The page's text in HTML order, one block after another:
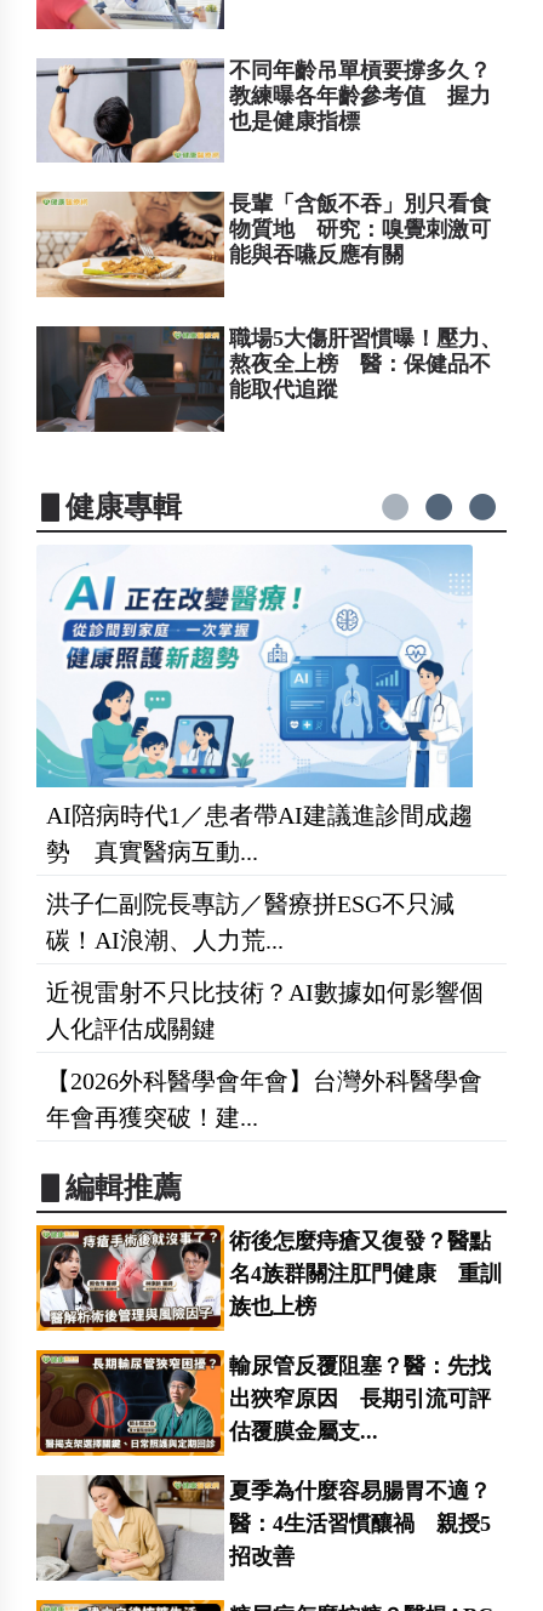
不同年齡吊單槓要撐多久？
教練曝各年齡參考值 握力
也是健康指標
長輩「含飯不吞」別只看食
物質地 研究：嗅覺刺激可
能與吞嚥反應有關
職場5大傷肝習慣曝！壓力、
熬夜全上榜 醫：保健品不
能取代追蹤
▋健康專輯
AI陪病時代1／患者帶AI建議進診間成趨
勢 真實醫病互動...
洪子仁副院長專訪／醫療拼ESG不只減
碳！AI浪潮、人力荒...
近視雷射不只比技術？AI數據如何影響個
人化評估成關鍵
【2026外科醫學會年會】台灣外科醫學會
年會再獲突破！建...
▋編輯推薦
術後怎麼痔瘡又復發？醫點
名4族群關注肛門健康 重訓
族也上榜
輸尿管反覆阻塞？醫：先找
出狹窄原因 長期引流可評
估覆膜金屬支...
夏季為什麼容易腸胃不適？
醫：4生活習慣釀禍 親授5
招改善